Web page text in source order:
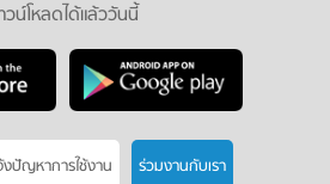
น์โหลดได้แล้ววันนี้
งปัญหาการใช้งาน ร่วมงานกับเรา